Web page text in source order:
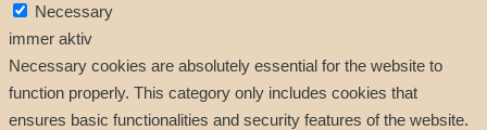
Necessary
immer aktiv
Necessary cookies are absolutely essential for the website to
function properly. This category only includes cookies that
ensures basic functionalities and security features of the website.